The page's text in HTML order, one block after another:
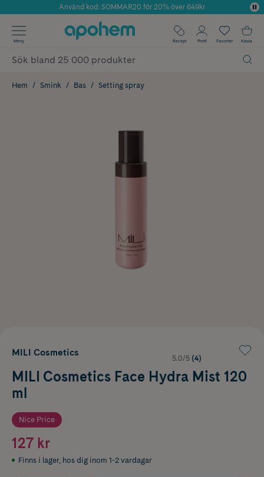
Årets Butik 2025 inom Skönhet
Använd kod: SOMMAR20 för 20% över 649kr
✓ Fri frakt
✓ Poäng på alla köp*
Meny Recept Profil Favoriter Kassa
Hem Smink Bas Setting spray
MILI Cosmetics
5.0/5 (4)
MILI Cosmetics Face Hydra Mist 120
ml
Nice Price
127 kr
Finns i lager, hos dig inom 1-2 vardagar